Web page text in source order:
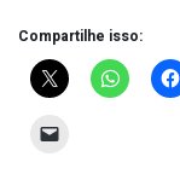
Compartilhe isso: